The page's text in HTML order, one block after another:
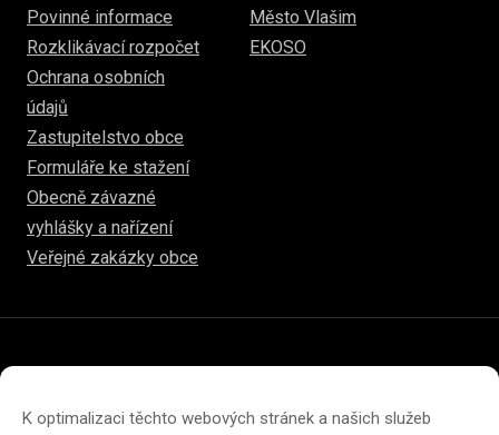
K optimalizaci těchto webových stránek a našich služeb
Povinné informace
Rozklikávací rozpočet
Ochrana osobních
údajů
Zastupitelstvo obce
Formuláře ke stažení
Obecně závazné
vyhlášky a nařízení
Veřejné zakázky obce
Město Vlašim
EKOSO
Prohlášení o přístupnosti
Prohlášení o ochraně soukromí